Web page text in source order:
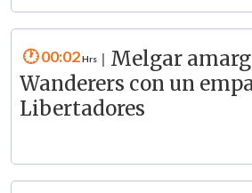
00:02
Melgar
Wanderers con un
Libertadores